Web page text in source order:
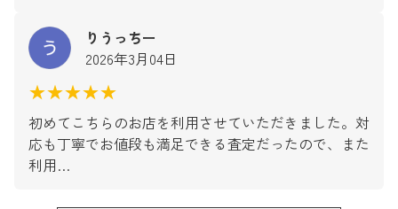
りうっちー
2026年3月04日
★★★★★
初めてこちらのお店を利用させていただきました。対
応も丁寧でお値段も満足できる査定だったので、また
利用…